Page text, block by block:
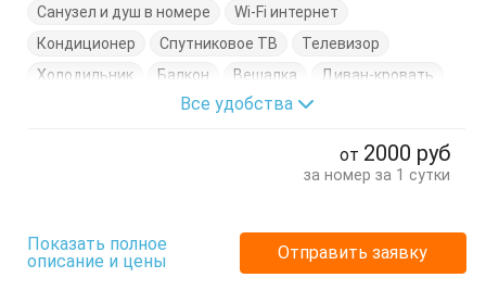
Санузел и душ в номере
Wi-Fi интернет
Кондиционер
Спутниковое ТВ
Телевизор
Холодильник
Балкон Вешалка
Диван-кровать
Журнальный столик
Кровати односпальные
Все удобства
от 2000 руб
за номер за 1 сутки
Показать полное
описание и цены
Отправить заявку